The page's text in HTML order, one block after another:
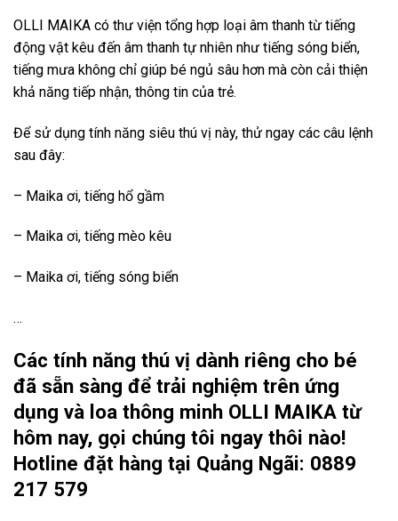
OLLI MAIKA có thư viện tổng hợp loại âm thanh từ tiếng
động vật kêu đến âm thanh tự nhiên như tiếng sóng biển,
tiếng mưa không chỉ giúp bé ngủ sâu hơn mà còn cải thiện
khả năng tiếp nhận, thông tin của trẻ.
Để sử dụng tính năng siêu thú vị này, thử ngay các câu lệnh
sau đây:
– Maika ơi, tiếng hổ gầm
– Maika ơi, tiếng mèo kêu
– Maika ơi, tiếng sóng biển
…
Các tính năng thú vị dành riêng cho bé
đã sẵn sàng để trải nghiệm trên ứng
dụng và loa thông minh OLLI MAIKA từ
hôm nay, gọi chúng tôi ngay thôi nào!
Hotline đặt hàng tại Quảng Ngãi: 0889
217 579